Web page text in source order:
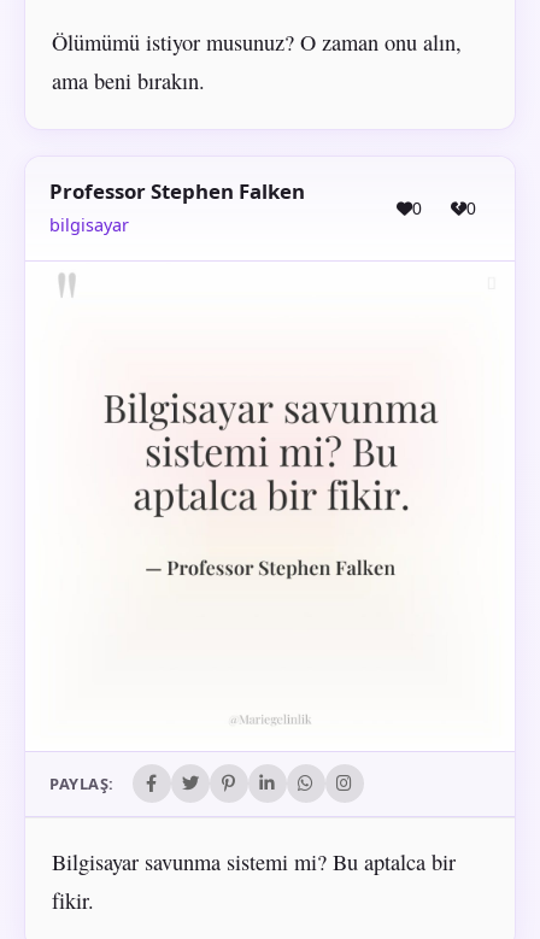
Ölümümü istiyor musunuz? O zaman onu alın,
ama beni bırakın.
Professor Stephen Falken
bilgisayar
0 0
PAYLAŞ:
Bilgisayar savunma sistemi mi? Bu aptalca bir
fikir.